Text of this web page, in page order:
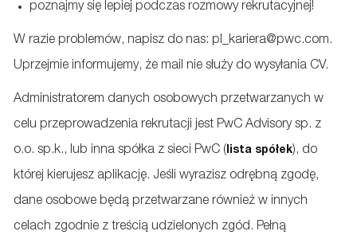
poznajmy się lepiej podczas rozmowy rekrutacyjnej!
W razie problemów, napisz do nas: pl_kariera@pwc.com.
Uprzejmie informujemy, że mail nie służy do wysyłania CV.
Administratorem danych osobowych przetwarzanych w
celu przeprowadzenia rekrutacji jest PwC Advisory sp. z
o.o. sp.k., lub inna spółka z sieci PwC (lista spółek), do
której kierujesz aplikację. Jeśli wyrazisz odrębną zgodę,
dane osobowe będą przetwarzane również w innych
celach zgodnie z treścią udzielonych zgód. Pełną